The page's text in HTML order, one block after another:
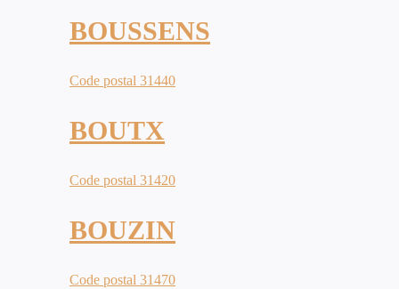
BOUSSENS
Code postal 31440
BOUTX
Code postal 31420
BOUZIN
Code postal 31470